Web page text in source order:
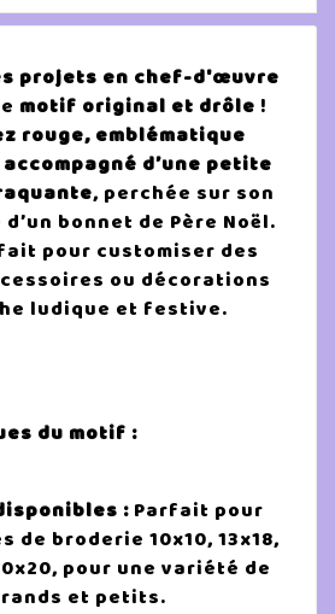
projets en chef-d'œuvre
motif original et drôle !
rouge, emblématique
d’une petite
, perchée sur son
bonnet de Père Noël.
pour customiser des
ou décorations
ludique et festive.
du motif :
: Parfait pour
de broderie 10x10, 13x18,
pour une variété de
et petits.